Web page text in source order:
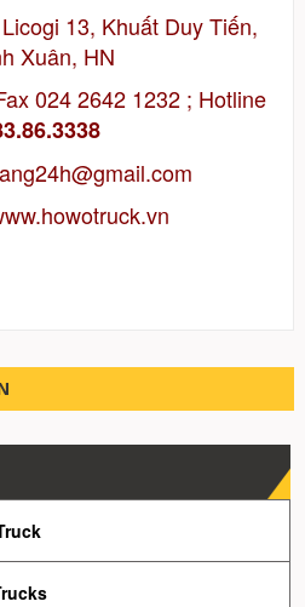
13, Khuất Duy Tiến,
Xuân, HN
024 2642 1232 ; Hotline